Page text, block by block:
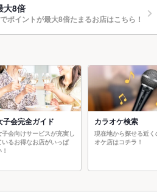
大8倍
ポイントが最大8倍たまるお店はこちら！
子会完全ガイド
子会向けサービスが充実し
いるお得なお店がいっぱ
カラオケ検索
現在地から探せる近く
オケ店はコチラ！